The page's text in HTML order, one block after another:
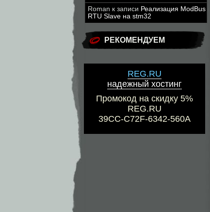
Roman к записи Реализация ModBus
RTU Slave на stm32
РЕКОМЕНДУЕМ
REG.RU
надежный хостинг
Промокод на скидку 5%
REG.RU
39CC-C72F-6342-560A